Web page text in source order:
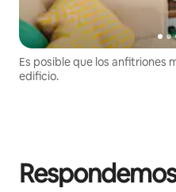
Es posible que los anfitriones
edificio.